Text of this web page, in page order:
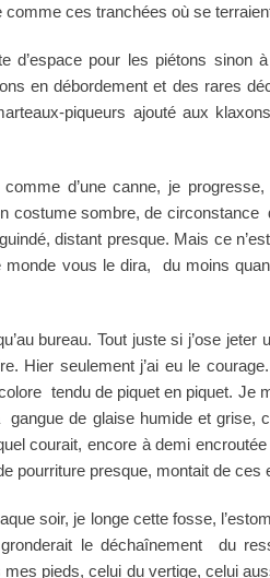
ces tranchées où se
d’espace pour les piétons
en débordement et des rares
piqueurs ajouté aux
comme d’une canne, je
costume sombre, de
distant presque. Mais ce
monde vous le dira, du moins
bureau. Tout juste si j’ose
Hier seulement j’ai eu le
tendu de piquet en piquet. Je
de glaise humide et grise,
courait, encore à demi
pourriture presque, montait de ces
soir, je longe cette fosse,
le déchaînement du
pieds, celui du vertige, celui